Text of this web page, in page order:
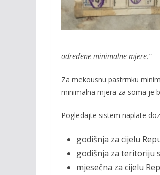
određene minimalne mjere.”
Za mekousnu pastrmku
minimalna mjera za soma je
Pogledajte sistem naplate
godišnja za cijelu
godišnja za teritoriju
mjesečna za cijelu